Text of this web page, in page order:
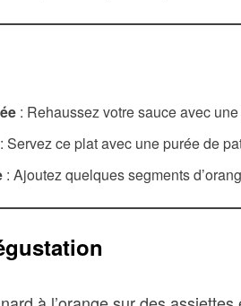
: Rehaussez votre sauce avec
: Servez ce plat avec une purée de
: Ajoutez quelques segments